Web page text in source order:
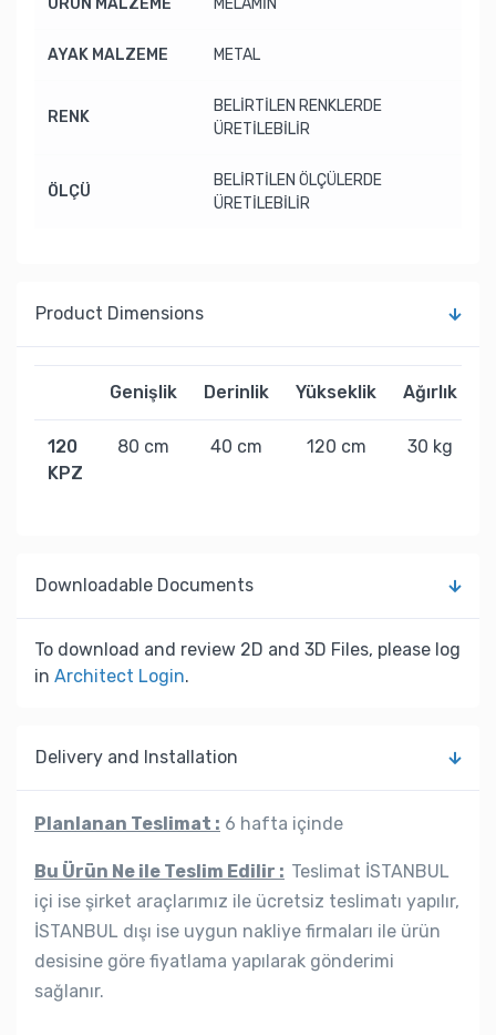
AYAK MALZEME METAL
RENK
BELİRTİLEN RENKLERDE
ÜRETİLEBİLİR
ÖLÇÜ
BELİRTİLEN ÖLÇÜLERDE
ÜRETİLEBİLİR
Product Dimensions
Genişlik Derinlik Yükseklik Ağırlık
120
KPZ
80 cm 40 cm 120 cm 30 kg
Downloadable Documents
To download and review 2D and 3D Files, please log
in Architect Login.
Delivery and Installation
Planlanan Teslimat : 6 hafta içinde
Bu Ürün Ne ile Teslim Edilir : Teslimat İSTANBUL
içi ise şirket araçlarımız ile ücretsiz teslimatı yapılır,
İSTANBUL dışı ise uygun nakliye firmaları ile ürün
desisine göre fiyatlama yapılarak gönderimi
sağlanır.